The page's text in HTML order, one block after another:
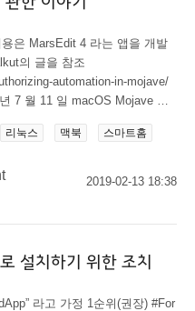
은 MarsEdit 4 라는 앱을 개발
의 글을 참조
automation-in-mojave/
7 월 11 일 macOS Mojave 베
자동화에 관해 이야기 할 때
른 응용 프로그램으로의 모든
의...
리눅스 맥북 스마트홈
2019-02-13 18:38
설치하기 위한 조치
정 1순위(권장) #For